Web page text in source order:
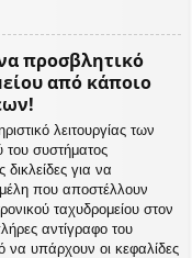
προσβλητικό
από κάποιο
λειτουργίας των
του συστήματος
για να
που αποστέλλουν
ταχυδρομείου στον
αντίγραφο του
να υπάρχουν οι κεφαλίδες